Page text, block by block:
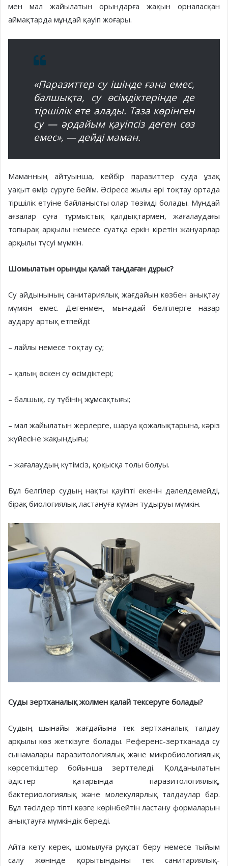
мен мал жайылатын орындарға жақын орналасқан
аймақтарда мұндай қауіп жоғары.
«Паразиттер су ішінде ғана емес,
балшықта, су өсімдіктерінде де
тіршілік ете алады. Таза көрінген
су — әрдайым қауіпсіз деген сөз
емес», — дейді маман.
Маманның айтуынша, кейбір паразиттер суда ұзақ
уақыт өмір сүруге бейім. Әсіресе жылы әрі тоқтау ортада
тіршілік етуіне байланысты олар төзімді болады. Мұндай
ағзалар суға тұрмыстық қалдықтармен, жағалаудағы
топырақ арқылы немесе суатқа еркін кіретін жануарлар
арқылы түсуі мүмкін.
Шомылатын орынды қалай таңдаған дұрыс?
Су айдынының санитариялық жағдайын көзбен анықтау
мүмкін емес. Дегенмен, мынадай белгілерге назар
аудару артық етпейді:
– лайлы немесе тоқтау су;
– қалың өскен су өсімдіктері;
– балшық, су түбінің жұмсақтығы;
– мал жайылатын жерлерге, шаруа қожалықтарына, кәріз
жүйесіне жақындығы;
– жағалаудың күтімсіз, қоқысқа толы болуы.
Бұл белгілер судың нақты қауіпті екенін дәлелдемейді,
бірақ биологиялық ластануға күмән тудыруы мүмкін.
Суды зертханалық жолмен қалай тексеруге болады?
Судың шынайы жағдайына тек зертханалық талдау
арқылы көз жеткізуге болады. Референс-зертханада су
сынамалары паразитологиялық және микробиологиялық
көрсеткіштер бойынша зерттеледі. Қолданылатын
әдістер қатарында паразитологиялық,
бактериологиялық және молекулярлық талдаулар бар.
Бұл тәсілдер тіпті көзге көрінбейтін ластану формаларын
анықтауға мүмкіндік береді.
Айта кету керек, шомылуға рұқсат беру немесе тыйым
салу жөнінде қорытындыны тек санитариялық-